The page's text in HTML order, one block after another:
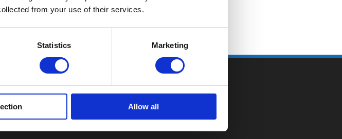
from your use of their services.
Statistics Marketing
Allow all